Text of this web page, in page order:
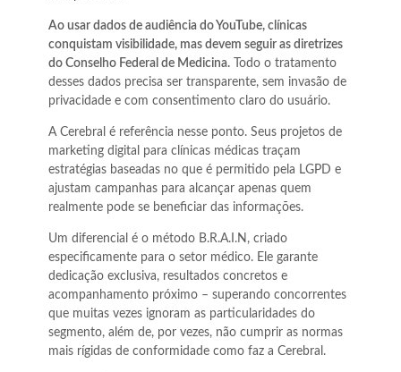
Ao usar dados de audiência do YouTube, clínicas
conquistam visibilidade, mas devem seguir as diretrizes
do Conselho Federal de Medicina.Todo o tratamento
desses dados precisa ser transparente, sem invasão de
privacidade e com consentimento claro do usuário.
A Cerebral é referência nesse ponto. Seus projetos de
marketing digital para clínicas médicas traçam
estratégias baseadas no que é permitido pela LGPD e
ajustam campanhas para alcançar apenas quem
realmente pode se beneficiar das informações.
Um diferencial é o método B.R.A.I.N, criado
especificamente para o setor médico. Ele garante
dedicação exclusiva, resultados concretos e
acompanhamento próximo – superando concorrentes
que muitas vezes ignoram as particularidades do
segmento, além de, por vezes, não cumprir as normas
mais rígidas de conformidade como faz a Cerebral.